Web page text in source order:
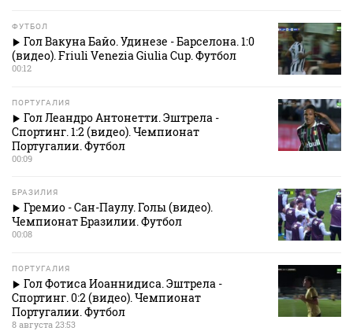
ФУТБОЛ
Гол Вакуна Байо. Удинезе - Барселона. 1:0
(видео). Friuli Venezia Giulia Cup. Футбол
00:12
ПОРТУГАЛИЯ
Гол Леандро Антонетти. Эштрела -
Спортинг. 1:2 (видео). Чемпионат
Португалии. Футбол
00:09
БРАЗИЛИЯ
Гремио - Сан-Паулу. Голы (видео).
Чемпионат Бразилии. Футбол
00:08
ПОРТУГАЛИЯ
Гол Фотиса Иоаннидиса. Эштрела -
Спортинг. 0:2 (видео). Чемпионат
Португалии. Футбол
8 августа 23:53